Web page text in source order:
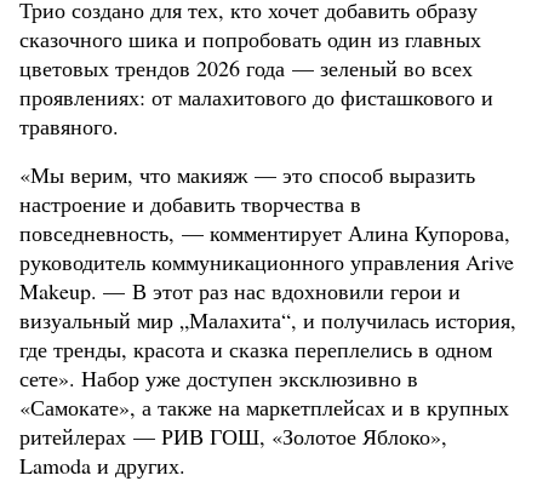
Трио создано для тех, кто хочет добавить образу
сказочного шика и попробовать один из главных
цветовых трендов 2026 года — зеленый во всех
проявлениях: от малахитового до фисташкового и
травяного.
«Мы верим, что макияж — это способ выразить
настроение и добавить творчества в
повседневность, — комментирует Алина Купорова,
руководитель коммуникационного управления Arive
Makeup. — В этот раз нас вдохновили герои и
визуальный мир „Малахита“, и получилась история,
где тренды, красота и сказка переплелись в одном
сете». Набор уже доступен эксклюзивно в
«Самокате», а также на маркетплейсах и в крупных
ритейлерах — РИВ ГОШ, «Золотое Яблоко»,
Lamoda и других.